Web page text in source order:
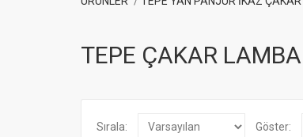
TEPE ÇAKAR
Sırala: Göster: